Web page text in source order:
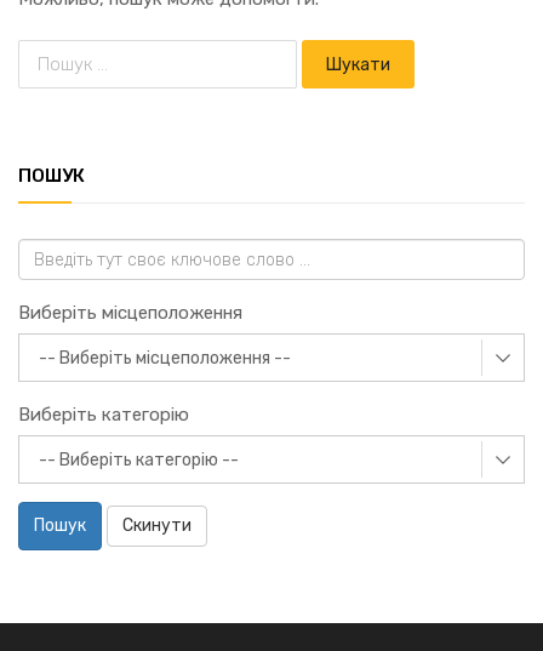
ПОШУК
Виберіть місцеположення
Виберіть категорію
Пошук Скинути